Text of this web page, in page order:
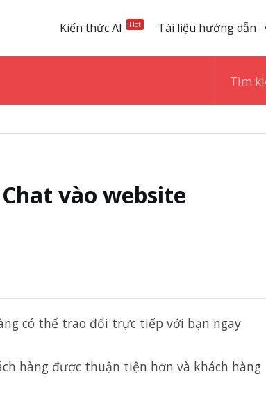
Kiến thức AI Hot Tài liệu hướng dẫn
vào website
có thể trao đổi trực tiếp với bạn ngay
hàng được thuận tiện hơn và khách hàng